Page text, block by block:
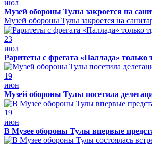
июл
Музей обороны Тулы закроется на
Музей обороны Тулы закроется на
23
июл
Раритеты с фрегата «Паллада»
19
июн
Музей обороны Тулы посетила
19
июн
В Музее обороны Тулы впервые